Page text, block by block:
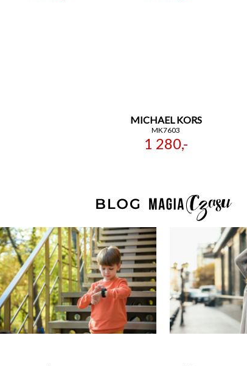
MICHAEL KORS
MK7603
1 280,-